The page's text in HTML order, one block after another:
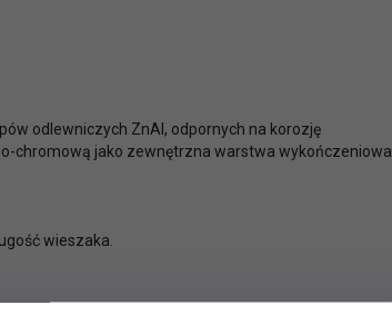
odlewniczych ZnAl, odpornych na korozję
chromową jako zewnętrzna warstwa wykończeniowa
wieszaka.